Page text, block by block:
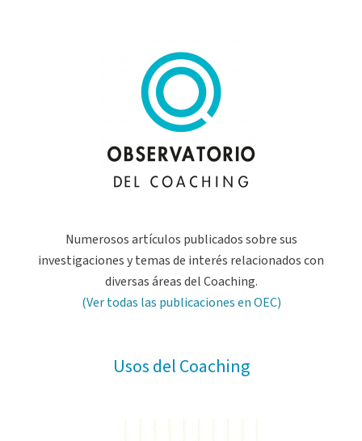
Numerosos artículos publicados sobre sus
investigaciones y temas de interés relacionados con
diversas áreas del Coaching.
(Ver todas las publicaciones en OEC)
Usos del Coaching